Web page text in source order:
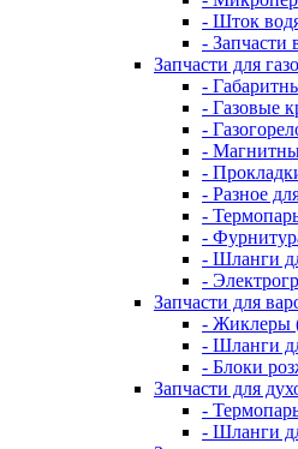
- Шток
- Запчасти
Запчасти для
-
- Газовые
-
-
-
- Разное
-
-
- Шланги
-
Запчасти для
- Жиклеры
- Шланги
- Блоки
Запчасти для
-
- Шланги